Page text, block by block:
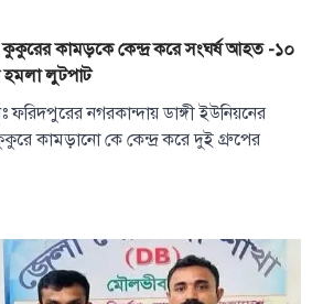
কুকুরের কামড়কে কেন্দ্র করে সংঘর্ষ আহত -১০
হমলা লুটপাট
ফরিদপুরের নগরকান্দায় ডাঙ্গী ইউনিয়নের
কুকুরে কামড়ানো কে কেন্দ্র করে দুই গ্রুপের